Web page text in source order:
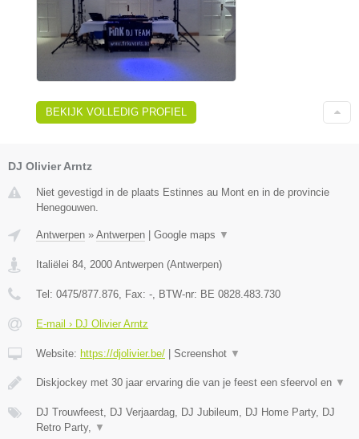
BEKIJK VOLLEDIG PROFIEL
DJ Olivier Arntz
Niet gevestigd in de plaats Estinnes au Mont en in de provincie
Henegouwen.
Antwerpen » Antwerpen Google maps ▼
Italiëlei 84, 2000 Antwerpen (Antwerpen)
Tel: 0475/877.876, Fax: -, BTW-nr: BE 0828.483.730
E-mail › DJ Olivier Arntz
Website: https://djolivier.be/ Screenshot ▼
Diskjockey met 30 jaar ervaring die van je feest een sfeervol en ▼
DJ Trouwfeest, DJ Verjaardag, DJ Jubileum, DJ Home Party, DJ
Retro Party, ▼